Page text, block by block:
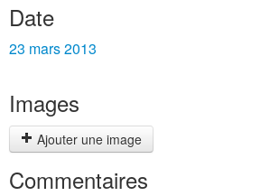
Date
23 mars 2013
Images
Ajouter une image
Commentaires